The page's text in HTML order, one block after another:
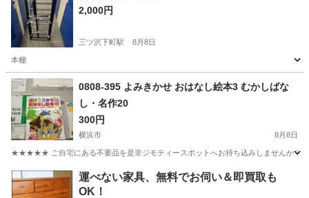
2,000円
三ツ沢下町駅 8月8日
本棚
神奈川 横浜市 三ツ沢下町駅 その他
0808-395 よみきかせ おはなし絵本3 むかしばな
し・名作20
300円
横浜市 8月8日
★★★★★ ご自宅にある不要品を是非ジモティースポットへお持ち込みしませんか？
神奈川 横浜市 絵本 現地
運べない家具、無料でお伺い＆即買取も
OK！